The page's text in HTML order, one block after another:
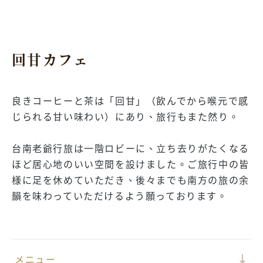
回甘カフェ
良きコーヒーと茶は「回甘」（飲んでから喉元で感
じられる甘い味わい）にあり、旅行もまた然り。
台南老爺行旅は一階ロビーに、立ち去りがたくなる
ほど居心地のいい空間を設けました。ご旅行中の皆
様に足を休めていただき、後々までも南方の旅の余
韻を味わっていただけるよう願っております。
メニュー